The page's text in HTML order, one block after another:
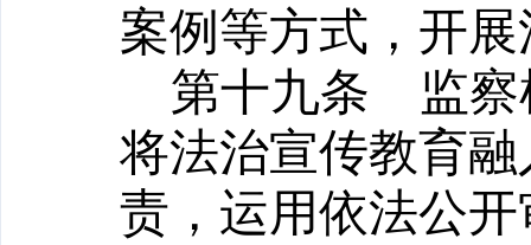
案例等方式，开
第十九条 监察
将法治宣传教育
责，运用依法公